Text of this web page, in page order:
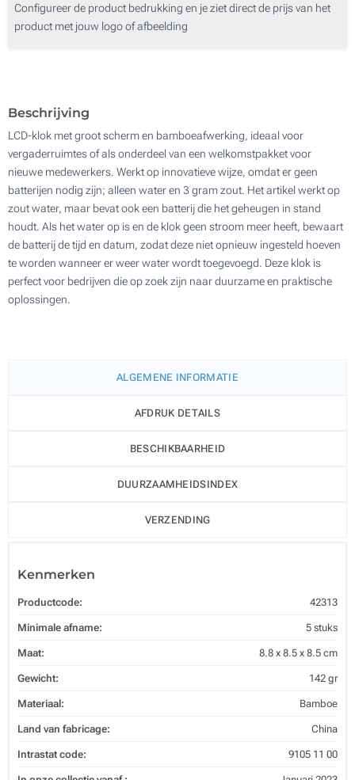
Doming (Achterzijde)
50
Configureer de product bedrukking en je ziet direct de prijs van het
product met jouw logo of afbeelding
Beschrijving
LCD-klok met groot scherm en bamboeafwerking, ideaal voor
vergaderruimtes of als onderdeel van een welkomstpakket voor
nieuwe medewerkers. Werkt op innovatieve wijze, omdat er geen
batterijen nodig zijn; alleen water en 3 gram zout. Het artikel werkt op
zout water, maar bevat ook een batterij die het geheugen in stand
houdt. Als het water op is en de klok geen stroom meer heeft, bewaart
de batterij de tijd en datum, zodat deze niet opnieuw ingesteld hoeven
te worden wanneer er weer water wordt toegevoegd. Deze klok is
perfect voor bedrijven die op zoek zijn naar duurzame en praktische
oplossingen.
ALGEMENE INFORMATIE
AFDRUK DETAILS
BESCHIKBAARHEID
DUURZAAMHEIDSINDEX
VERZENDING
Kenmerken
Productcode: 42313
Minimale afname: 5 stuks
Maat: 8.8 x 8.5 x 8.5 cm
Gewicht: 142 gr
Materiaal: Bamboe
Land van fabricage: China
Intrastat code: 9105 11 00